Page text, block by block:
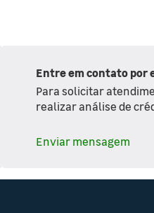
Entre em contato por
Para solicitar
realizar análise de
Enviar mensagem